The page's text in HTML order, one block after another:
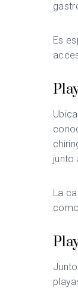
Es
junto
La